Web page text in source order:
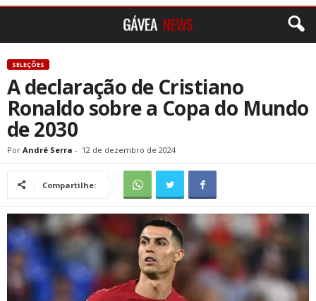
SELEÇÕES
A declaração de Cristiano
Ronaldo sobre a Copa do Mundo
de 2030
Por André Serra - 12 de dezembro de 2024
Compartilhe: